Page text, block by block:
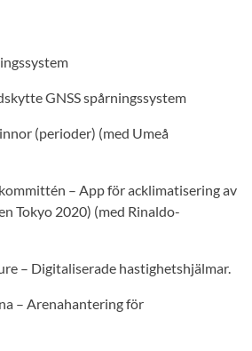
GNSS spårningssystem
(perioder) (med Umeå
– App för acklimatisering av
Tokyo 2020) (med Rinaldo-
– Digitaliserade hastighetshjälmar.
– Arenahantering för